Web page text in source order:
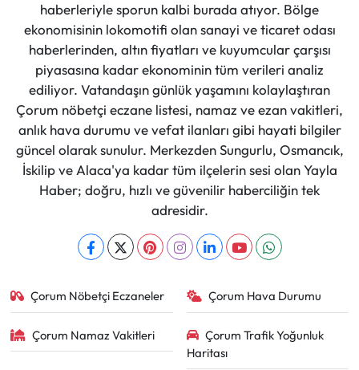
haberleriyle sporun kalbi burada atıyor. Bölge
ekonomisinin lokomotifi olan sanayi ve ticaret odası
haberlerinden, altın fiyatları ve kuyumcular çarşısı
piyasasına kadar ekonominin tüm verileri analiz
ediliyor. Vatandaşın günlük yaşamını kolaylaştıran
Çorum nöbetçi eczane listesi, namaz ve ezan vakitleri,
anlık hava durumu ve vefat ilanları gibi hayati bilgiler
güncel olarak sunulur. Merkezden Sungurlu, Osmancık,
İskilip ve Alaca'ya kadar tüm ilçelerin sesi olan Yayla
Haber; doğru, hızlı ve güvenilir haberciliğin tek
adresidir.
Çorum Nöbetçi Eczaneler Çorum Hava Durumu
Çorum Namaz Vakitleri
Çorum Trafik Yoğunluk
Haritası